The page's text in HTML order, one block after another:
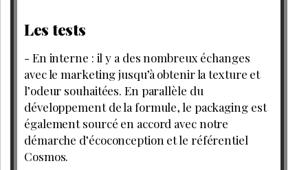
Les tests
- En interne : il y a des nombreux échanges
avec le marketing jusqu’à obtenir la texture et
l’odeur souhaitées. En parallèle du
développement de la formule, le packaging est
également sourcé en accord avec notre
démarche d’écoconception et le référentiel
Cosmos.